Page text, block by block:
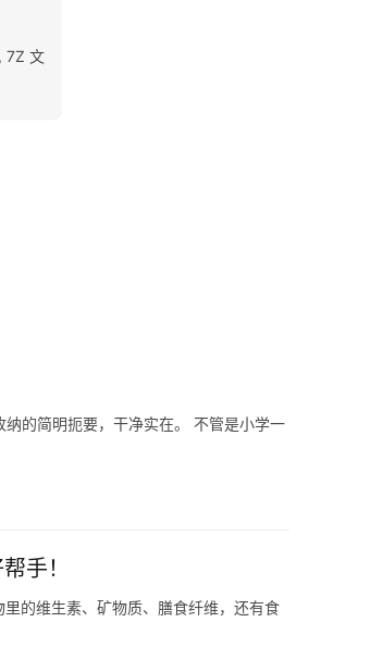
7Z 文
的简明扼要，干净实在。 不管是小学一
手！
的维生素、矿物质、膳食纤维，还有食